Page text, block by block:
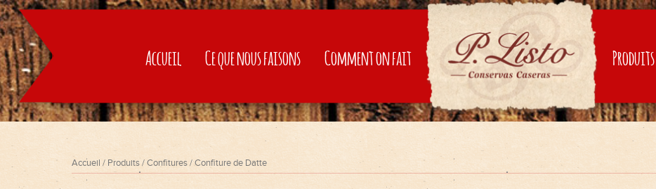
Accueil
Ce que nous faisons
Comment on fait
Produits
Accueil Ce que nous faisons Comment on fait Produits
Accueil / Produits/Confitures/ Confiture de Datte